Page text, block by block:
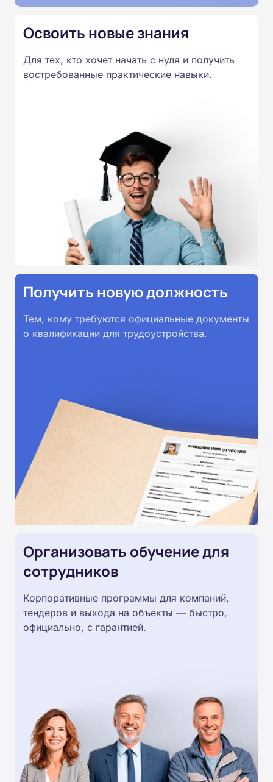
Освоить новые знания
Для тех, кто хочет начать с нуля и получить
востребованные практические навыки.
Получить новую должность
Тем, кому требуются официальные документы
о квалификации для трудоустройства.
Организовать обучение для
сотрудников
Корпоративные программы для компаний,
тендеров и выхода на объекты — быстро,
официально, с гарантией.